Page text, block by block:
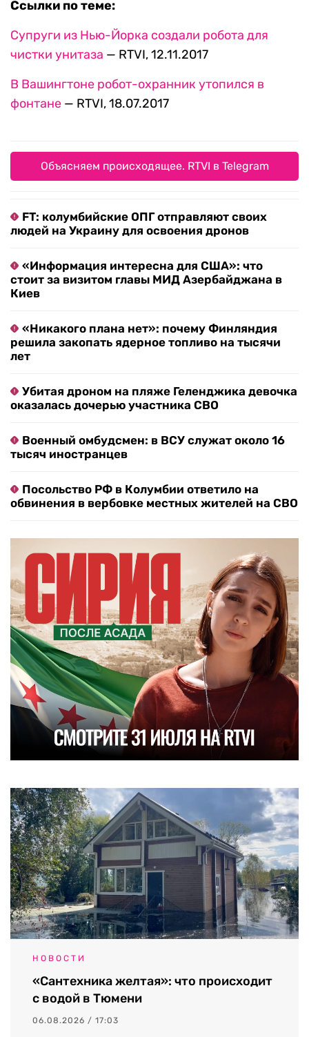
Ссылки по теме:
Супруги из Нью-Йорка создали робота для
чистки унитаза — RTVI, 12.11.2017
В Вашингтоне робот-охранник утопился в
фонтане — RTVI, 18.07.2017
Объясняем происходящее. RTVI в Telegram
FT: колумбийские ОПГ отправляют своих
людей на Украину для освоения дронов
«Информация интересна для США»: что
стоит за визитом главы МИД Азербайджана в
Киев
«Никакого плана нет»: почему Финляндия
решила закопать ядерное топливо на тысячи
лет
Убитая дроном на пляже Геленджика девочка
оказалась дочерью участника СВО
Военный омбудсмен: в ВСУ служат около 16
тысяч иностранцев
Посольство РФ в Колумбии ответило на
обвинения в вербовке местных жителей на СВО
НОВОСТИ
«Сантехника желтая»: что происходит
с водой в Тюмени
06.08.2026 / 17:03